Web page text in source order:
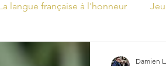
langue française à l'honneur
écrivain
Damien